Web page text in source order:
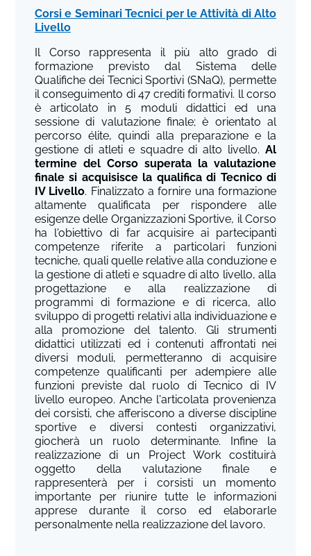
Corsi e Seminari Tecnici per le Attività di Alto
Livello
Il Corso rappresenta il più alto grado di
formazione previsto dal Sistema delle
Qualifiche dei Tecnici Sportivi (SNaQ), permette
il conseguimento di 47 crediti formativi. ll corso
è articolato in 5 moduli didattici ed una
sessione di valutazione finale; è orientato al
percorso élite, quindi alla preparazione e la
gestione di atleti e squadre di alto livello. Al
termine del Corso superata la valutazione
finale si acquisisce la qualifica di Tecnico di
IV Livello. Finalizzato a fornire una formazione
altamente qualificata per rispondere alle
esigenze delle Organizzazioni Sportive, il Corso
ha l'obiettivo di far acquisire ai partecipanti
competenze riferite a particolari funzioni
tecniche, quali quelle relative alla conduzione e
la gestione di atleti e squadre di alto livello, alla
progettazione e alla realizzazione di
programmi di formazione e di ricerca, allo
sviluppo di progetti relativi alla individuazione e
alla promozione del talento. Gli strumenti
didattici utilizzati ed i contenuti affrontati nei
diversi moduli, permetteranno di acquisire
competenze qualificanti per adempiere alle
funzioni previste dal ruolo di Tecnico di IV
livello europeo. Anche l'articolata provenienza
dei corsisti, che afferiscono a diverse discipline
sportive e diversi contesti organizzativi,
giocherà un ruolo determinante. Infine la
realizzazione di un Project Work costituirà
oggetto della valutazione finale e
rappresenterà per i corsisti un momento
importante per riunire tutte le informazioni
apprese durante il corso ed elaborarle
personalmente nella realizzazione del lavoro.